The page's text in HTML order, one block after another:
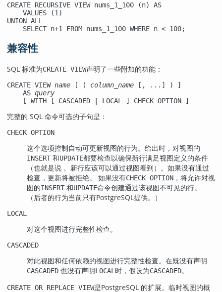
CREATE RECURSIVE VIEW nums_1_100 (n) AS
    VALUES (1)
UNION ALL
    SELECT n+1 FROM nums_1_100 WHERE n < 100;
兼容性
SQL 标准为CREATE VIEW声明了一些附加的功能：
CREATE VIEW name [ ( column_name [, ...] ) ]
    AS
query
    [ WITH [ CASCADED | LOCAL ] CHECK OPTION ]
完整的 SQL 命令可选的子句是：
CHECK OPTION
这个选项控制自动可更新视图的行为。给出时，对视图的
INSERT 和UPDATE都要检查以确保新行满足视图定义的条件
（也就是说， 新行应该可以通过视图看到）。如果没有通过
检查，更新将被拒绝。 如果没有CHECK OPTION ，将允许对视
图的INSERT 和UPDATE命令创建通过该视图不可见的行。
（后者的行为当前只有PostgreSQL 提供。）
LOCAL
对这个视图进行完整性检查。
CASCADED
对此视图和任何依赖的视图进行完整性检查。在既没有声明
CASCADED 也没有声明LOCAL 时，假设为CASCADED。
CREATE OR REPLACE VIEW是PostgreSQL 的扩展。临时视图的概